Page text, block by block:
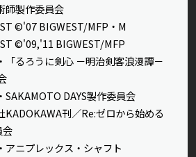
師製作委員会
©'07 BIGWEST/MFP・M
©'09,'11 BIGWEST/MFP
るろうに剣心 －明治剣客浪漫譚－
DAYS製作委員会
刊／Re:ゼロから始める
会
ニプレックス・シャフト